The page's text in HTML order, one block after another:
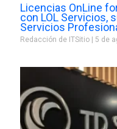
Licencias OnLine
con LOL Servicios,
Servicios
Redacción de ITSitio 5 de